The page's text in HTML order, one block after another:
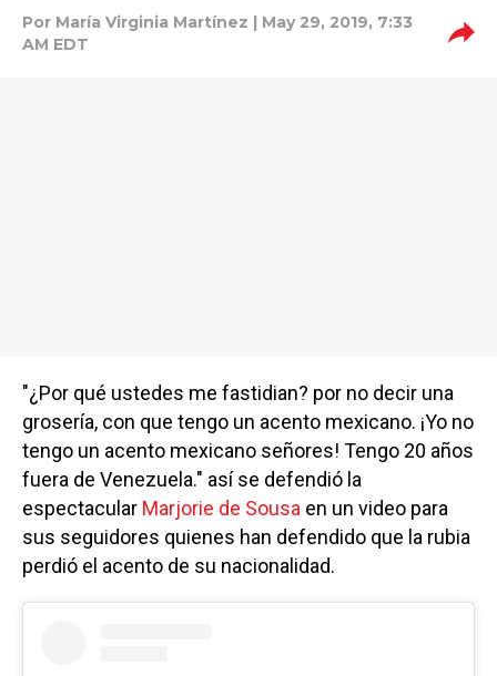
Por María Virginia Martínez | May 29, 2019, 7:33
AM EDT
"¿Por qué ustedes me fastidian? por no decir una
grosería, con que tengo un acento mexicano. ¡Yo no
tengo un acento mexicano señores! Tengo 20 años
fuera de Venezuela." así se defendió la
espectacular Marjorie de Sousa en un video para
sus seguidores quienes han defendido que la rubia
perdió el acento de su nacionalidad.